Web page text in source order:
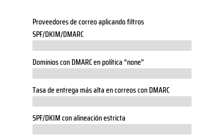
Proveedores de correo aplicando filtros
SPF/DKIM/DMARC
Dominios con DMARC en política “none”
Tasa de entrega más alta en correos con DMARC
SPF/DKIM con alineación estricta